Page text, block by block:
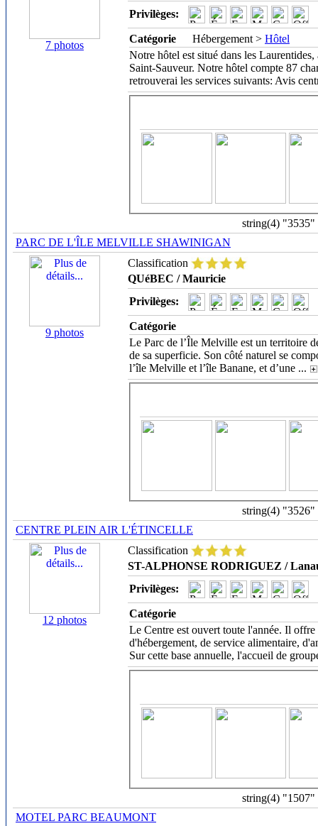
7 photos
Privilèges:
Catégorie Hébergement > Hôtel
Notre hôtel est situé dans les
Saint-Sauveur. Notre hôtel compte 87
retrouverai les services suivants: Avis
string(4) "3535"
PARC DE L'ÎLE MELVILLE SHAWINIGAN
9 photos
Classification
QUéBEC / Mauricie
Privilèges:
Catégorie
Le Parc de l’Île Melville est un territoire
de sa superficie. Son côté naturel se
l’île Melville et l’île Banane, et d’une ...
string(4) "3526"
CENTRE PLEIN AIR L'ÉTINCELLE
12 photos
Classification
ST-ALPHONSE RODRIGUEZ /
Privilèges:
Catégorie
Le Centre est ouvert toute l'année. Il offre
d'hébergement, de service alimentaire,
Sur cette base annuelle, l'accueil de
string(4) "1507"
MOTEL PARC BEAUMONT